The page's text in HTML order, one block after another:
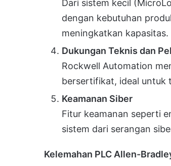
Dari sistem kecil
dengan kebutuhan
meningkatkan kapasitas.
Dukungan Teknis dan
Rockwell Automation
bersertifikat, ideal untuk
Keamanan Siber
Fitur keamanan seperti
sistem dari serangan
Kelemahan PLC Allen-